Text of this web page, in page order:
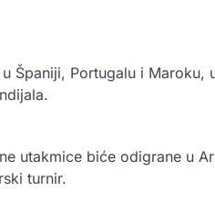
Španiji, Portugalu i Maroku,
utakmice biće odigrane u
turnir.